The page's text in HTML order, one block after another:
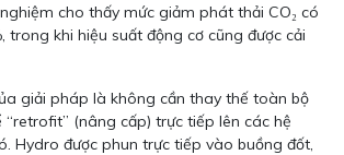
cho thấy mức giảm phát thải CO₂ có
trong khi hiệu suất động cơ cũng được cải
giải pháp là không cần thay thế toàn bộ
(nâng cấp) trực tiếp lên các hệ
Hydro được phun trực tiếp vào buồng đốt,